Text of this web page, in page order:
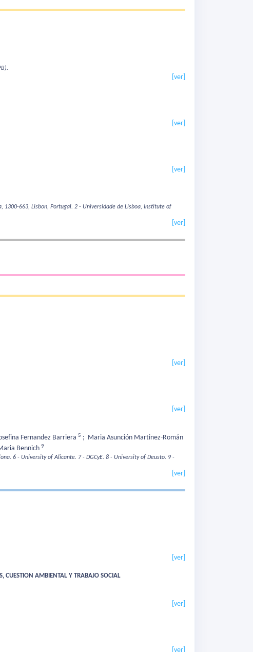
[ver]
[ver]
[ver]
1300-663, Lisbon, Portugal. 2 - Universidade de Lisboa, Institute of
[ver]
[ver]
[ver]
Fernandez Barriera 5 ; Maria Asunción Martinez-Román
Bennich 9
6 - University of Alicante. 7 - DGCyE. 8 - University of Deusto. 9 -
[ver]
[ver]
CUESTION AMBIENTAL Y TRABAJO SOCIAL
[ver]
[ver]